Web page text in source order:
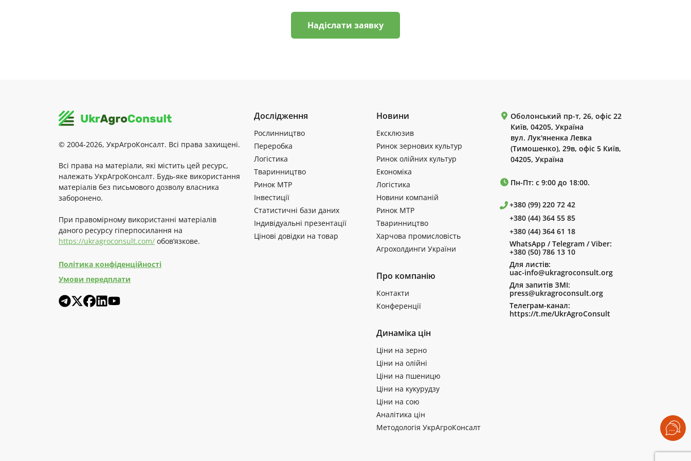
Надіслати заявку
© 2004-2026, УкрАгроКонсалт. Всі права захищені.
Всі права на матеріали, які містить цей ресурс,
належать УкрАгроКонсалт. Будь-яке використання
матеріалів без письмового дозволу власника
заборонено.
При правомірному використанні матеріалів
даного ресурсу гіперпосилання на
https://ukragroconsult.com/ обов’язкове.
Політика конфіденційності
Умови передплати
Дослідження
Рослинництво
Переробка
Логістика
Тваринництво
Ринок МТР
Інвестиції
Статистичні бази даних
Індивідуальні презентації
Цінові довідки на товар
Новини
Ексклюзив
Ринок зернових культур
Ринок олійних культур
Економіка
Логістика
Новини компаній
Ринок МТР
Тваринництво
Харчова промисловість
Агрохолдинги України
Про компанію
Контакти
Конференції
Динаміка цін
Ціни на зерно
Ціни на олійні
Ціни на пшеницю
Ціни на кукурудзу
Ціни на сою
Аналітика цін
Методологія УкрАгроКонсалт
Оболонський пр-т, 26, офіс 22
Київ, 04205, Україна
вул. Лук'яненка Левка
(Тимошенко), 29в, офіс 5 Київ,
04205, Україна
Пн-Пт: с 9:00 до 18:00.
+380 (99) 220 72 42
+380 (44) 364 55 85
+380 (44) 364 61 18
WhatsApp / Telegram / Viber:
+380 (50) 786 13 10
Для листів:
uac-info@ukragroconsult.org
Для запитів ЗМІ:
press@ukragroconsult.org
Телеграм-канал:
https://t.me/UkrAgroConsult